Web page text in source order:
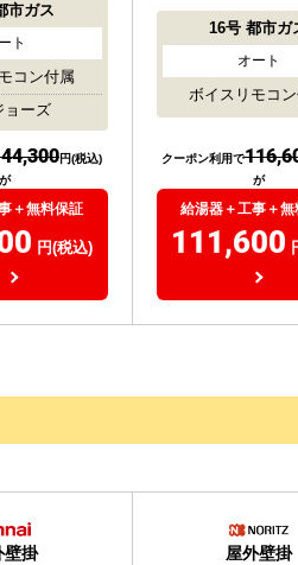
市ガス
ト
コン付属
ョーズ
円(税込)
が
＋無料保証
円(税込)
16号 都市ガ
オート
ボイスリモコ
クーポン利用で
が
給湯器＋工事＋無
111,600
壁掛 屋外壁掛